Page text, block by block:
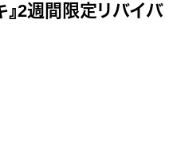
』2週間限定リバイバ